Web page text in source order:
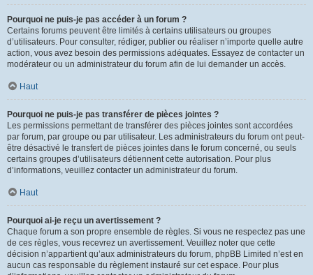
Pourquoi ne puis-je pas accéder à un forum ?
Certains forums peuvent être limités à certains utilisateurs ou groupes
d’utilisateurs. Pour consulter, rédiger, publier ou réaliser n’importe quelle autre
action, vous avez besoin des permissions adéquates. Essayez de contacter un
modérateur ou un administrateur du forum afin de lui demander un accès.
Haut
Pourquoi ne puis-je pas transférer de pièces jointes ?
Les permissions permettant de transférer des pièces jointes sont accordées
par forum, par groupe ou par utilisateur. Les administrateurs du forum ont peut-
être désactivé le transfert de pièces jointes dans le forum concerné, ou seuls
certains groupes d’utilisateurs détiennent cette autorisation. Pour plus
d’informations, veuillez contacter un administrateur du forum.
Haut
Pourquoi ai-je reçu un avertissement ?
Chaque forum a son propre ensemble de règles. Si vous ne respectez pas une
de ces règles, vous recevrez un avertissement. Veuillez noter que cette
décision n’appartient qu’aux administrateurs du forum, phpBB Limited n’est en
aucun cas responsable du règlement instauré sur cet espace. Pour plus